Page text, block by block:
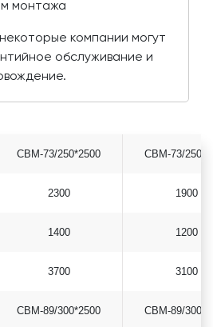
монтажа
компании могут
обслуживание и
СВМ-73/250*2500
2300
1400
3700
СВМ-73/
1900
1200
3100
СВМ-89/300*2500 СВМ-89/